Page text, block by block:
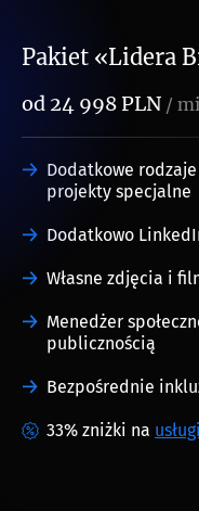
Pakiet «Lidera
od 24 998 PLN /
Dodatkowe
projekty specjalne
Dodatkowo
Własne zdjęcia i
Menedżer
publicznością
Bezpośrednie
33% zniżki na